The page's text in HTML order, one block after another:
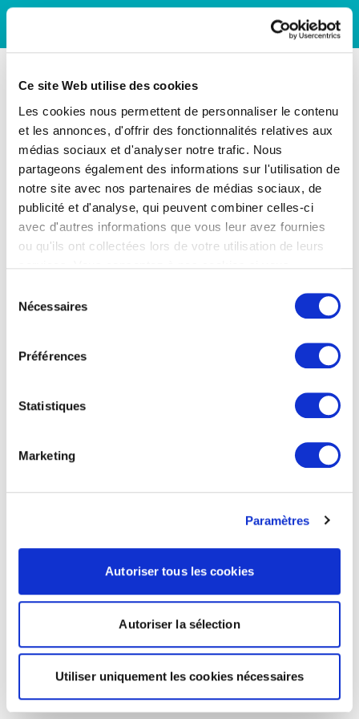
Ce site Web utilise des cookies
Les cookies nous permettent de personnaliser le contenu
et les annonces, d'offrir des fonctionnalités relatives aux
médias sociaux et d'analyser notre trafic. Nous
partageons également des informations sur l'utilisation de
notre site avec nos partenaires de médias sociaux, de
publicité et d'analyse, qui peuvent combiner celles-ci
avec d'autres informations que vous leur avez fournies
ou qu'ils ont collectées lors de votre utilisation de leurs
Nécessaires
Préférences
Statistiques
Marketing
Paramètres
Autoriser tous les cookies
Autoriser la sélection
Utiliser uniquement les cookies nécessaires